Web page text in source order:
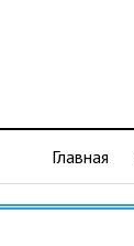
Главная